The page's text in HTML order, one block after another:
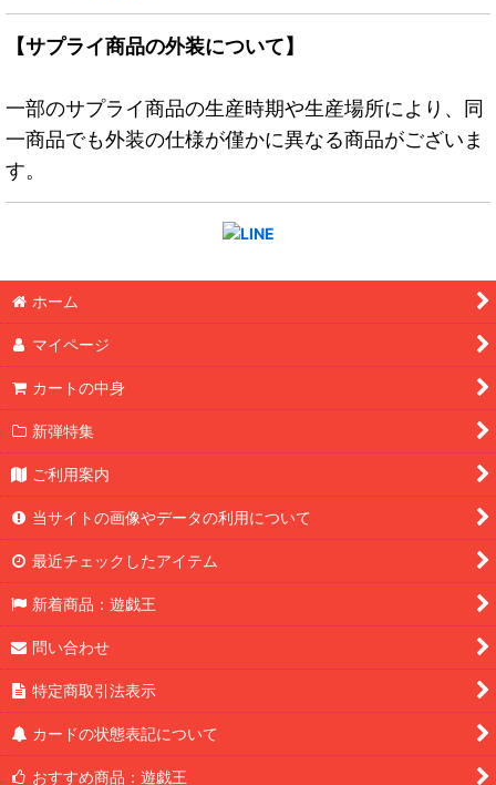
【サプライ商品の外装について】
一部のサプライ商品の生産時期や生産場所により、同
一商品でも外装の仕様が僅かに異なる商品がございま
す。
ホーム
マイページ
カートの中身
新弾特集
ご利用案内
当サイトの画像やデータの利用について
最近チェックしたアイテム
新着商品：遊戯王
問い合わせ
特定商取引法表示
カードの状態表記について
おすすめ商品：遊戯王